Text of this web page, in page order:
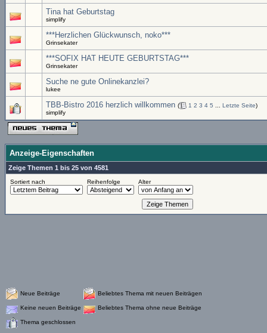
Tina hat Geburtstag
simplify
***Herzlichen Glückwunsch, noko***
Grinsekater
***SOFIX HAT HEUTE GEBURTSTAG***
Grinsekater
Suche ne gute Onlinekanzlei?
lukee
TBB-Bistro 2016 herzlich willkommen ( 1 2 3 4 5 Letzte Seite)
simplify
Anzeige-Eigenschaften
Zeige Themen 1 bis 25 von 4581
Sortiert nach Reihenfolge Alter
Neue Beiträge Beliebtes Thema mit neuen Beiträgen
Keine neuen Beiträge Beliebtes Thema ohne neue Beiträge
Thema geschlossen